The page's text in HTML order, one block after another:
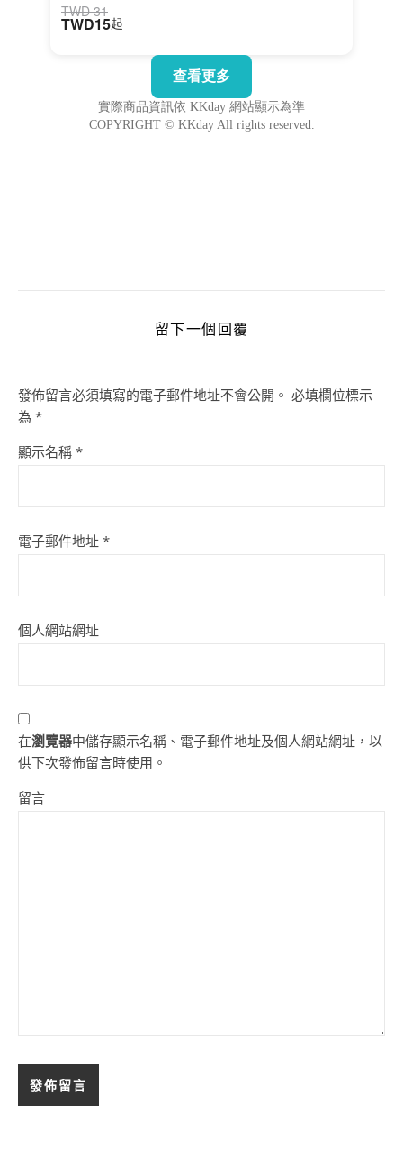
留下一個回覆
發佈留言必須填寫的電子郵件地址不會公開。 必填欄位標示
為 *
顯示名稱 *
電子郵件地址 *
個人網站網址
在瀏覽器中儲存顯示名稱、電子郵件地址及個人網站網址，以
供下次發佈留言時使用。
留言